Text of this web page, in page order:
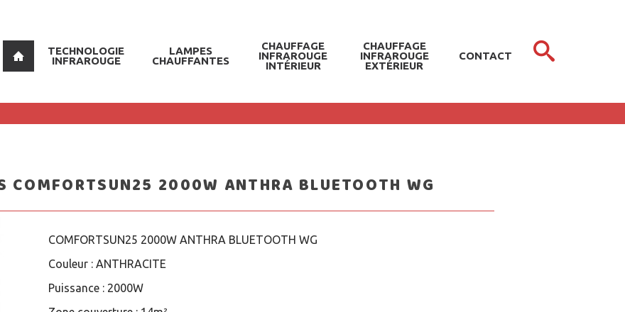
TECHNOLOGIE
INFRAROUGE
LAMPES
CHAUFFANTES
CHAUFFAGE
INFRAROUGE
INTÉRIEUR
CHAUFFAGE
INFRAROUGE
EXTÉRIEUR
CONTACT
COMFORTSUN25 2000W ANTHRA BLUETOOTH WG
COMFORTSUN25 2000W ANTHRA BLUETOOTH WG
Couleur : ANTHRACITE
Puissance : 2000W